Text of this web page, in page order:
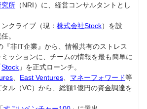
究所 （NRI）に、経営コンサルタントとし
クライブ（現： 株式会社Stock）を設
。
『非IT企業』から、情報共有のストレス
ッションに、チームの情報を最も簡単に
Stock 」を正式ローンチ。
East Ventures マネーフォワード等
ル（VC）から、総額1億円の資金調達を